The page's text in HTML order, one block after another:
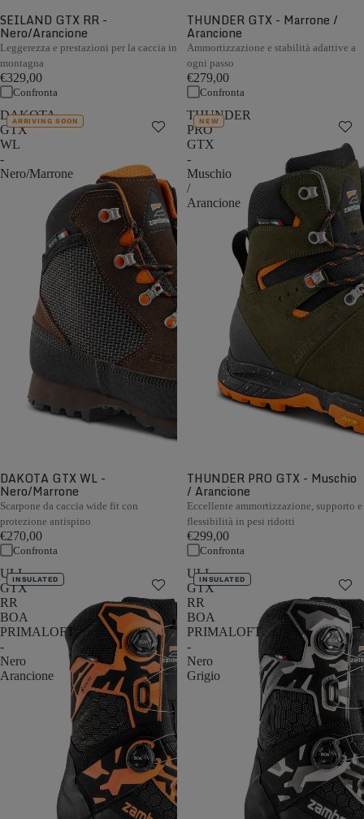
SEILAND GTX RR -
Nero/Arancione
Leggerezza e prestazioni per la caccia in
montagna
€329,00
Confronta
THUNDER GTX - Marrone /
Arancione
Ammortizzazione e stabilità adattive a
ogni passo
€279,00
Confronta
DAKOTA
GTX
WL
-
Nero/Marrone
ARRIVING SOON
DAKOTA GTX WL -
Nero/Marrone
Scarpone da caccia wide fit con
protezione antispino
€270,00
Confronta
THUNDER
PRO
GTX
-
Muschio
/
Arancione
NEW
THUNDER PRO GTX - Muschio
/ Arancione
Eccellente ammortizzazione, supporto e
flessibilità in pesi ridotti
€299,00
Confronta
ULL
GTX
RR
BOA
PRIMALOFT
-
Nero
Arancione
INSULATED
ULL
GTX
RR
BOA
PRIMALOFT
-
Nero
Grigio
INSULATED